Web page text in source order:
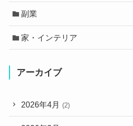
副業
家・インテリア
アーカイブ
2026年4月 (2)